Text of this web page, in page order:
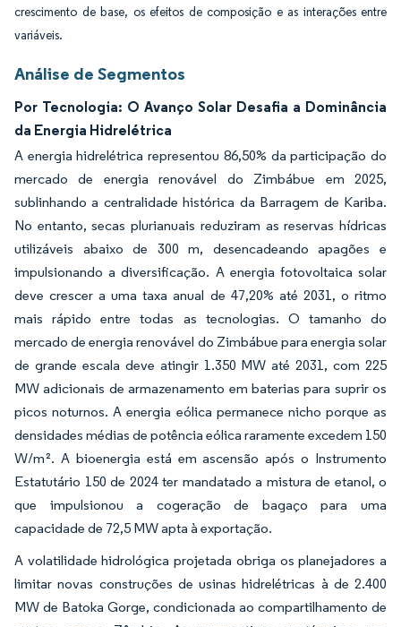
crescimento de base, os efeitos de composição e as interações entre
variáveis.
Análise de Segmentos
Por Tecnologia: O Avanço Solar Desafia a Dominância
da Energia Hidrelétrica
A energia hidrelétrica representou 86,50% da participação do
mercado de energia renovável do Zimbábue em 2025,
sublinhando a centralidade histórica da Barragem de Kariba.
No entanto, secas plurianuais reduziram as reservas hídricas
utilizáveis abaixo de 300 m, desencadeando apagões e
impulsionando a diversificação. A energia fotovoltaica solar
deve crescer a uma taxa anual de 47,20% até 2031, o ritmo
mais rápido entre todas as tecnologias. O tamanho do
mercado de energia renovável do Zimbábue para energia solar
de grande escala deve atingir 1.350 MW até 2031, com 225
MW adicionais de armazenamento em baterias para suprir os
picos noturnos. A energia eólica permanece nicho porque as
densidades médias de potência eólica raramente excedem 150
W/m². A bioenergia está em ascensão após o Instrumento
Estatutário 150 de 2024 ter mandatado a mistura de etanol, o
que impulsionou a cogeração de bagaço para uma
capacidade de 72,5 MW apta à exportação.
A volatilidade hidrológica projetada obriga os planejadores a
limitar novas construções de usinas hidrelétricas à de 2.400
MW de Batoka Gorge, condicionada ao compartilhamento de